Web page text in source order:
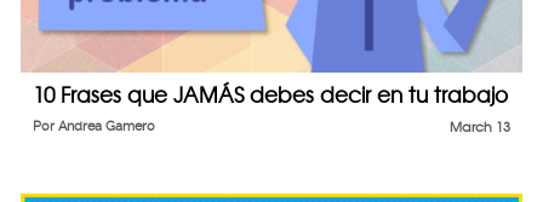
10 Frases que JAMÁS debes decir en tu trabajo
March 13
Por Andrea Gamero